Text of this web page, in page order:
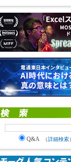
Q&A （詳細検索）